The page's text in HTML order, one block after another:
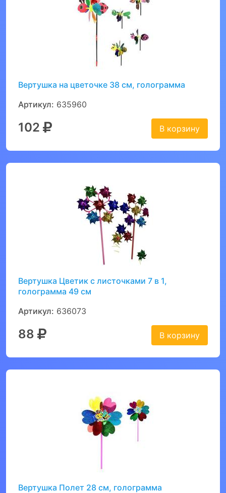
Вертушка на цветочке 38 см, голограмма
Артикул: 635960
102 В корзину
Вертушка Цветик с листочками 7 в 1,
голограмма 49 см
Артикул: 636073
88 В корзину
Вертушка Полет 28 см, голограмма